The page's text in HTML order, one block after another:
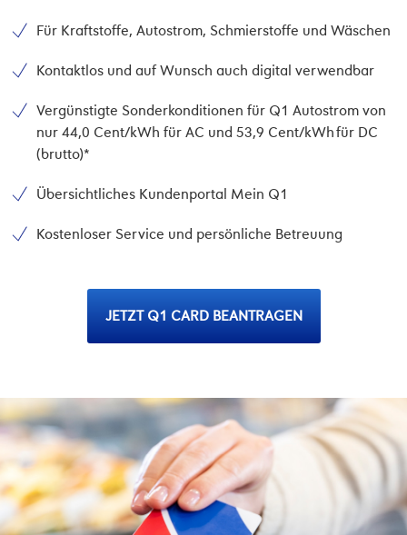
Für Kraftstoffe, Autostrom, Schmierstoffe und Wäschen
Kontaktlos und auf Wunsch auch digital verwendbar
Vergünstigte Sonderkonditionen für Q1 Autostrom von
nur 44,0 Cent/kWh für AC und 53,9 Cent/kWh für DC
(brutto)*
Übersichtliches Kundenportal Mein Q1
Kostenloser Service und persönliche Betreuung
JETZT Q1 CARD BEANTRAGEN